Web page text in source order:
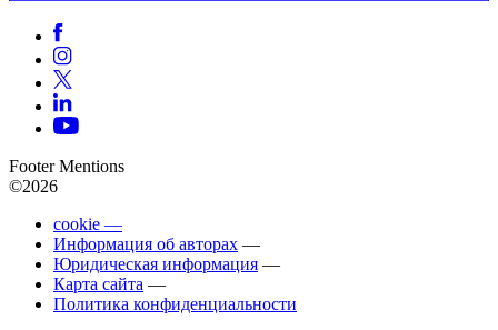
Footer Mentions
©2026
cookie —
Информация об авторах —
Юридическая информация —
Карта сайта —
Политика конфиденциальности